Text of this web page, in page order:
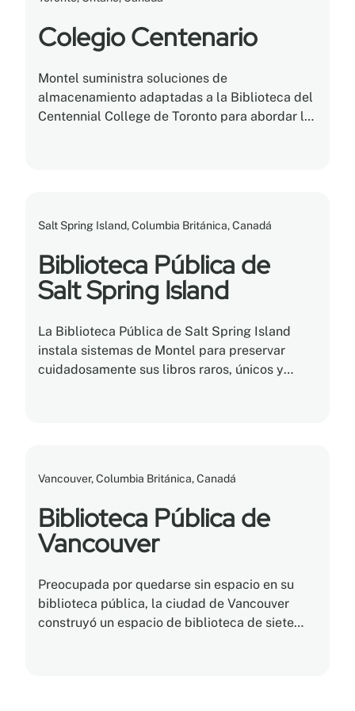
Colegio Centenario
Montel suministra soluciones de
almacenamiento adaptadas a la Biblioteca del
Centennial College de Toronto para abordar la
Salt Spring Island, Columbia Británica, Canadá
Biblioteca Pública de
Salt Spring Island
La Biblioteca Pública de Salt Spring Island
instala sistemas de Montel para preservar
cuidadosamente sus libros raros, únicos y
Vancouver, Columbia Británica, Canadá
Biblioteca Pública de
Vancouver
Preocupada por quedarse sin espacio en su
biblioteca pública, la ciudad de Vancouver
construyó un espacio de biblioteca de siete